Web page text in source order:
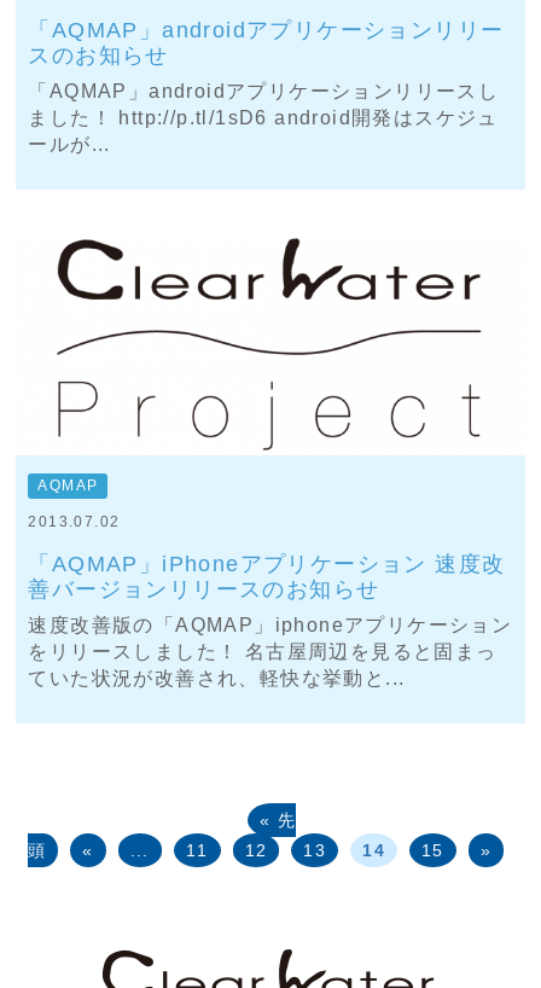
「AQMAP」androidアプリケーションリリー
スのお知らせ
「AQMAP」androidアプリケーションリリースし
ました！ http://p.tl/1sD6 android開発はスケジュ
ールが...
AQMAP
2013.07.02
「AQMAP」iPhoneアプリケーション 速度改
善バージョンリリースのお知らせ
速度改善版の「AQMAP」iphoneアプリケーション
をリリースしました！ 名古屋周辺を見ると固まっ
ていた状況が改善され、軽快な挙動と...
« 先
頭
« 11 12 13 14 15 »